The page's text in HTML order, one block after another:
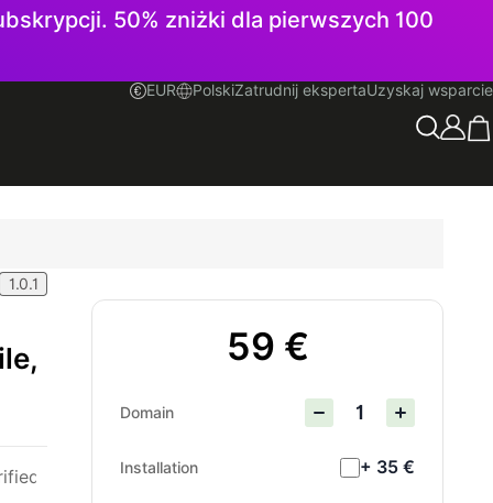
50% zniżki dla pierwszych 100
EUR Polski
Polski Zatrudnij ekspertaUzyskaj wsparcie
1.0.1
59 €
Domain
Installation + 35 €